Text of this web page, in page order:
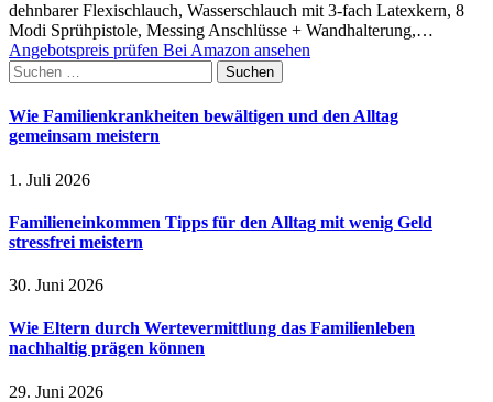
dehnbarer Flexischlauch, Wasserschlauch mit 3-fach Latexkern, 8
Modi Sprühpistole, Messing Anschlüsse + Wandhalterung,…
Angebotspreis prüfen Bei Amazon ansehen
Suchen
nach:
Wie Familienkrankheiten bewältigen und den Alltag
gemeinsam meistern
1. Juli 2026
Familieneinkommen Tipps für den Alltag mit wenig Geld
stressfrei meistern
30. Juni 2026
Wie Eltern durch Wertevermittlung das Familienleben
nachhaltig prägen können
29. Juni 2026